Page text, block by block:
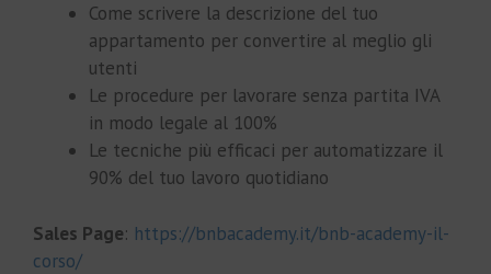
Come scrivere la descrizione del tuo
appartamento per convertire al meglio gli
utenti
Le procedure per lavorare senza partita IVA
in modo legale al 100%
Le tecniche più efficaci per automatizzare il
90% del tuo lavoro quotidiano
Sales Page: https://bnbacademy.it/bnb-academy-il-
corso/